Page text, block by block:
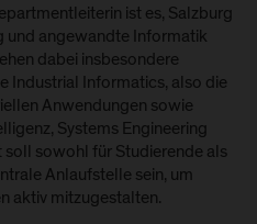
ist es, Salzburg
und angewandte Informatik
dabei insbesondere
Industrial Informatics, also die
Anwendungen sowie
Systems Engineering
sowohl für Studierende als
Anlaufstelle sein, um
aktiv mitzugestalten.